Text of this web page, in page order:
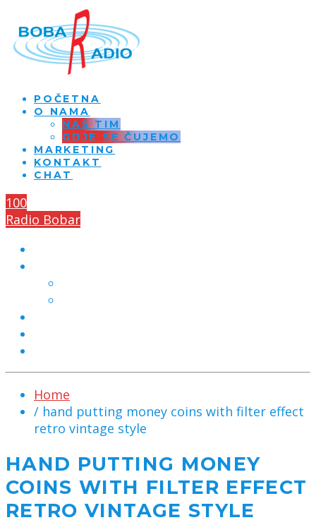
POČETNA
O NAMA
NAŠ TIM
GDJE SE ČUJEMO
MARKETING
KONTAKT
CHAT
100
Radio Bobar
Home
/ hand putting money coins with filter effect
retro vintage style
HAND PUTTING MONEY
COINS WITH FILTER EFFECT
RETRO VINTAGE STYLE